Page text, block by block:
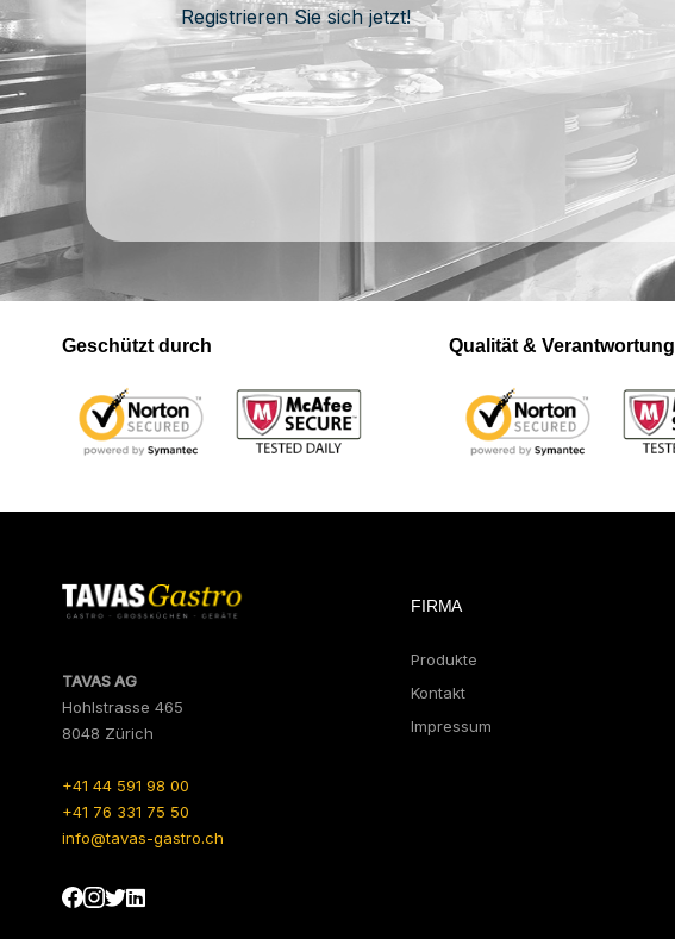
Registrieren Sie sich jetzt!
Geschützt durch Qualität & Verantwortung
TAVAS AG
Hohlstrasse 465
8048 Zürich
+41 44 591 98 00
+41 76 331 75 50
info@tavas-gastro.ch
FIRMA
Produkte
Kontakt
Impressum